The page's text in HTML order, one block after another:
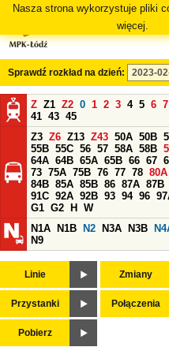
Nasza strona wykorzystuje pliki
więcej.
Sprawdź rozkład na dzień:
Z Z1 Z2 0 1 2 3 4 5 6 7
41 43 45
Z3 Z6 Z13 Z43 50A 50B
55B 55C 56 57 58A 58B
64A 64B 65A 65B 66 67
73 75A 75B 76 77 78 80A
84B 85A 85B 86 87A 87B
91C 92A 92B 93 94 96
G1 G2 H
W
N1A
N1B N2 N3A N3B
N9
Linie Zmiany
Przystanki Połączenia
Pobierz